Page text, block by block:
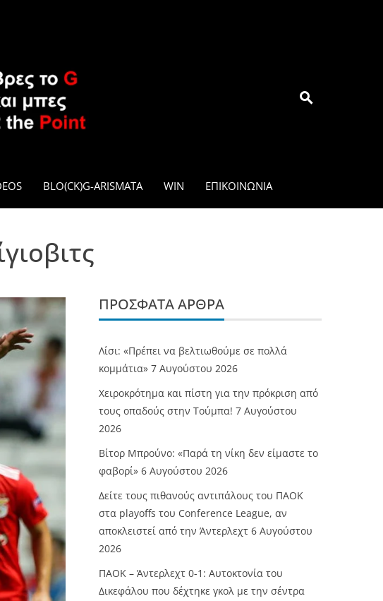
BLO(CK)G-ARISMATA WIN ΕΠΙΚΟΙΝΩΝΊΑ
ΠΡΌΣΦΑΤΑ ΆΡΘΡΑ
Λίσι: «Πρέπει να βελτιωθούμε σε πολλά
κομμάτια» 7 Αυγούστου 2026
Χειροκρότημα και πίστη για την πρόκριση από
τους οπαδούς στην Τούμπα! 7 Αυγούστου
2026
Βίτορ Μπρούνο: «Παρά τη νίκη δεν είμαστε το
φαβορί» 6 Αυγούστου 2026
Δείτε τους πιθανούς αντιπάλους του ΠΑΟΚ
στα playoffs του Conference League, αν
αποκλειστεί από την Άντερλεχτ 6 Αυγούστου
2026
ΠΑΟΚ – Άντερλεχτ 0-1: Αυτοκτονία του
Δικεφάλου που δέχτηκε γκολ με την σέντρα